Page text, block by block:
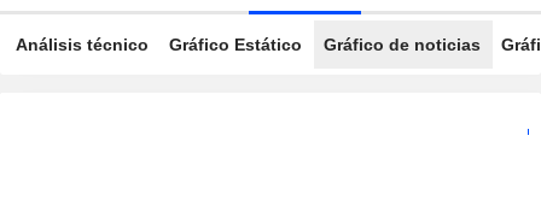
Análisis técnico Gráfico Estático Gráfico de noticias